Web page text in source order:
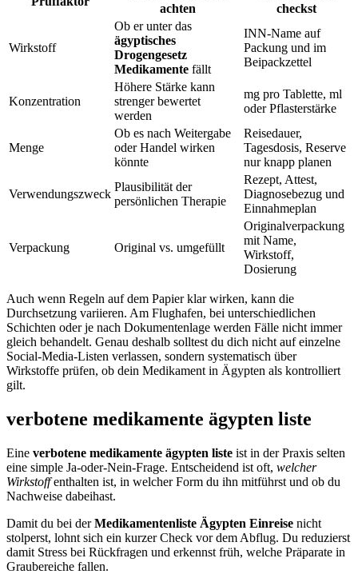
achten
checkst
Wirkstoff
Ob er unter das
ägyptisches
Drogengesetz
Medikamente fällt
INN-Name auf
Packung und im
Beipackzettel
Konzentration
Höhere Stärke kann
strenger bewertet
werden
mg pro Tablette, ml
oder Pflasterstärke
Menge
Ob es nach Weitergabe
oder Handel wirken
könnte
Reisedauer,
Tagesdosis, Reserve
nur knapp planen
Verwendungszweck
Plausibilität der
persönlichen Therapie
Rezept, Attest,
Diagnosebezug und
Einnahmeplan
Verpackung Original vs. umgefüllt
Originalverpackung
mit Name,
Wirkstoff,
Dosierung
Auch wenn Regeln auf dem Papier klar wirken, kann die
Durchsetzung variieren. Am Flughafen, bei unterschiedlichen
Schichten oder je nach Dokumentenlage werden Fälle nicht immer
gleich behandelt. Genau deshalb solltest du dich nicht auf einzelne
Social-Media-Listen verlassen, sondern systematisch über
Wirkstoffe prüfen, ob dein Medikament in Ägypten als kontrolliert
gilt.
verbotene medikamente ägypten liste
Eine verbotene medikamente ägypten liste ist in der Praxis selten
eine simple Ja-oder-Nein-Frage. Entscheidend ist oft, welcher
Wirkstoffenthalten ist, in welcher Form du ihn mitführst und ob du
Nachweise dabeihast.
Damit du bei derMedikamentenliste Ägypten Einreise nicht
stolperst, lohnt sich ein kurzer Check vor dem Abflug. Du reduzierst
damit Stress bei Rückfragen und erkennst früh, welche Präparate in
Graubereiche fallen.